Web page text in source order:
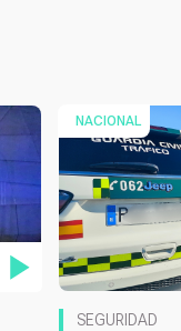
NACIONAL
SEGURIDAD